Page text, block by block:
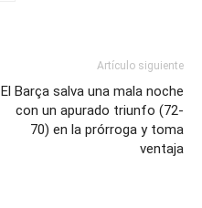
Artículo siguiente
El Barça salva una mala noche
con un apurado triunfo (72-
70) en la prórroga y toma
ventaja